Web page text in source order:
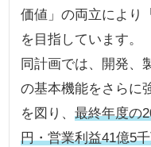
価値」の両立により
を目指しています。
同計画では、開発、
の基本機能をさらに
を図り、最終年度の
円・営業利益41億5